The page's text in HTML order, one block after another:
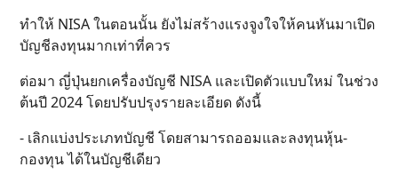
ทำให้ NISA ในตอนนั้น ยังไม่สร้างแรงจูงใจให้คนหันมาเปิด
บัญชีลงทุนมากเท่าที่ควร
ต่อมา ญี่ปุ่นยกเครื่องบัญชี NISA และเปิดตัวแบบใหม่ ในช่วง
ต้นปี 2024 โดยปรับปรุงรายละเอียด ดังนี้
- เลิกแบ่งประเภทบัญชี โดยสามารถออมและลงทุนหุ้น-
กองทุน ได้ในบัญชีเดียว